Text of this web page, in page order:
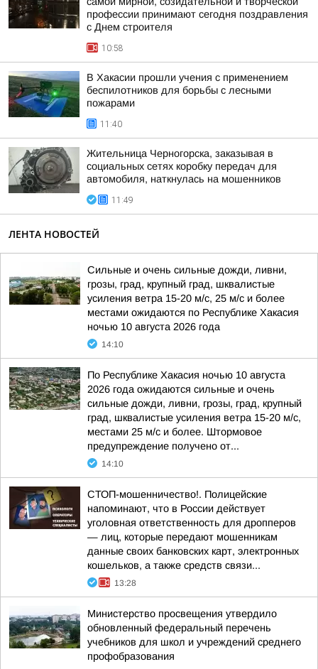
профессии принимают сегодня поздравления
с Днем строителя
10:58
В Хакасии прошли учения с применением
беспилотников для борьбы с лесными
пожарами
11:40
Жительница Черногорска, заказывая в
социальных сетях коробку передач для
автомобиля, наткнулась на мошенников
11:49
ЛЕНТА НОВОСТЕЙ
Сильные и очень сильные дожди, ливни,
грозы, град, крупный град, шквалистые
усиления ветра 15-20 м/с, 25 м/с и более
местами ожидаются по Республике Хакасия
ночью 10 августа 2026 года
14:10
По Республике Хакасия ночью 10 августа
2026 года ожидаются сильные и очень
сильные дожди, ливни, грозы, град, крупный
град, шквалистые усиления ветра 15-20 м/с,
местами 25 м/с и более. Штормовое
предупреждение получено от...
14:10
СТОП-мошенничество!. Полицейские
напоминают, что в России действует
уголовная ответственность для дропперов
— лиц, которые передают мошенникам
данные своих банковских карт, электронных
кошельков, а также средств связи...
13:28
Министерство просвещения утвердило
обновленный федеральный перечень
учебников для школ и учреждений среднего
профобразования